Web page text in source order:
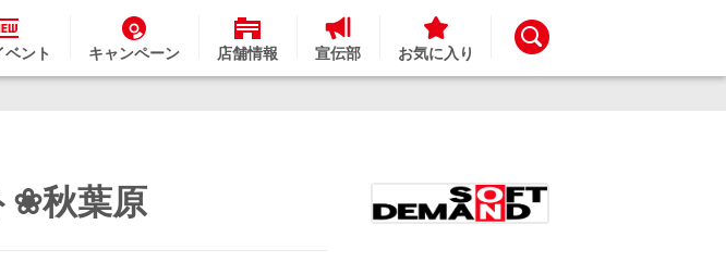
ベント キャンペーン 店舗情報 宣伝部 お気に入り
❀秋葉原